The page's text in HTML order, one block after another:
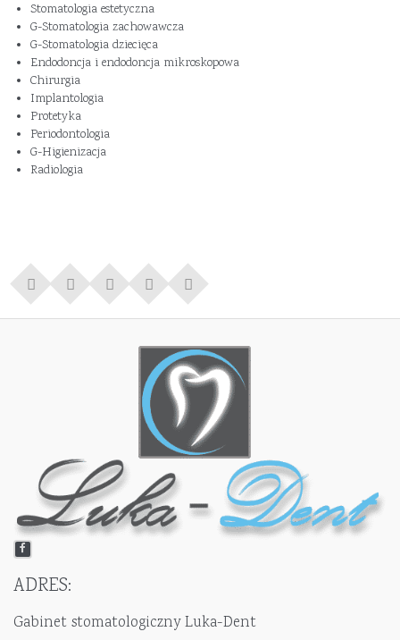
Stomatologia estetyczna
G-Stomatologia zachowawcza
G-Stomatologia dziecięca
Endodoncja i endodoncja mikroskopowa
Chirurgia
Implantologia
Protetyka
Periodontologia
G-Higienizacja
Radiologia
ADRES:
Gabinet stomatologiczny Luka-Dent